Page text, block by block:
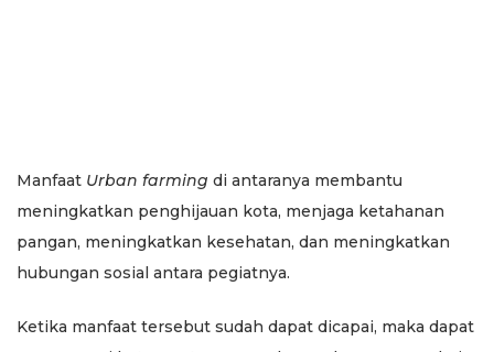
Manfaat Urban farming di antaranya membantu
meningkatkan penghijauan kota, menjaga ketahanan
pangan, meningkatkan kesehatan, dan meningkatkan
hubungan sosial antara pegiatnya.
Ketika manfaat tersebut sudah dapat dicapai, maka dapat